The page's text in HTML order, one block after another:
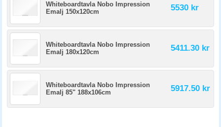
Whiteboardtavla Nobo Impression
Emalj 150x120cm
5530 kr
Whiteboardtavla Nobo Impression
Emalj 180x120cm
5411.30 kr
Whiteboardtavla Nobo Impression
Emalj 85" 188x106cm
5917.50 kr